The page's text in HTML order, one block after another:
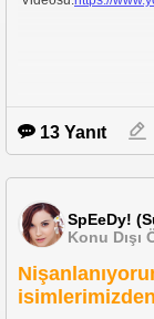
Gelin tarafının
Casio Ebq-500
watches.com/tr/tr/
Artısıyla eksisiyle
13 Yanıt
SpEeDy!
Konu Dışı